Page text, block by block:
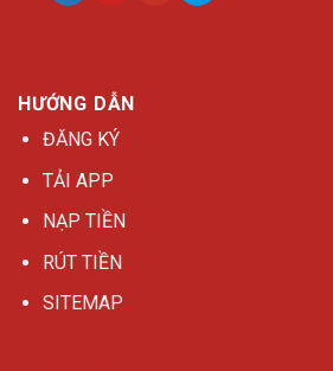
HƯỚNG DẪN
ĐĂNG KÝ
TẢI APP
NẠP TIỀN
RÚT TIỀN
SITEMAP